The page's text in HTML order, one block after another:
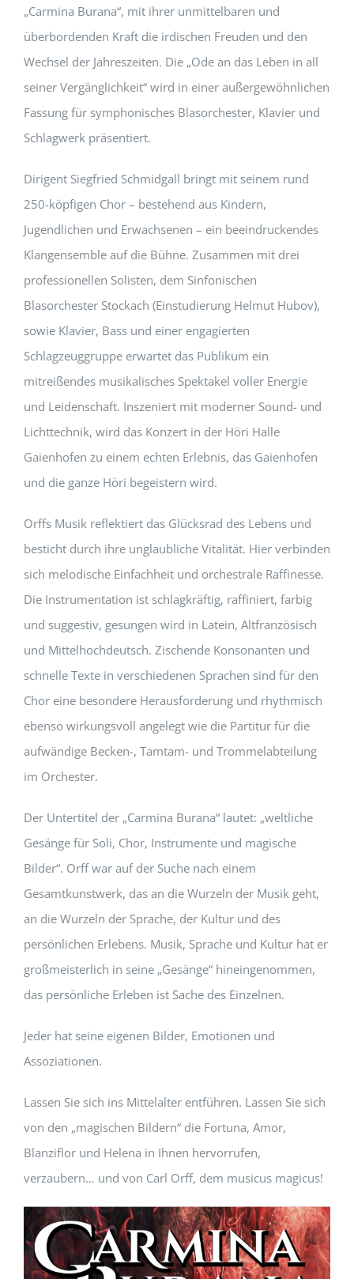
„Carmina Burana“, mit ihrer unmittelbaren und
überbordenden Kraft die irdischen Freuden und den
Wechsel der Jahreszeiten. Die „Ode an das Leben in all
seiner Vergänglichkeit“ wird in einer außergewöhnlichen
Fassung für symphonisches Blasorchester, Klavier und
Schlagwerk präsentiert.
Dirigent Siegfried Schmidgall bringt mit seinem rund
250-köpfigen Chor – bestehend aus Kindern,
Jugendlichen und Erwachsenen – ein beeindruckendes
Klangensemble auf die Bühne. Zusammen mit drei
professionellen Solisten, dem Sinfonischen
Blasorchester Stockach (Einstudierung Helmut Hubov),
sowie Klavier, Bass und einer engagierten
Schlagzeuggruppe erwartet das Publikum ein
mitreißendes musikalisches Spektakel voller Energie
und Leidenschaft. Inszeniert mit moderner Sound- und
Lichttechnik, wird das Konzert in der Höri Halle
Gaienhofen zu einem echten Erlebnis, das Gaienhofen
und die ganze Höri begeistern wird.
Orffs Musik reflektiert das Glücksrad des Lebens und
besticht durch ihre unglaubliche Vitalität. Hier verbinden
sich melodische Einfachheit und orchestrale Raffinesse.
Die Instrumentation ist schlagkräftig, raffiniert, farbig
und suggestiv, gesungen wird in Latein, Altfranzösisch
und Mittelhochdeutsch. Zischende Konsonanten und
schnelle Texte in verschiedenen Sprachen sind für den
Chor eine besondere Herausforderung und rhythmisch
ebenso wirkungsvoll angelegt wie die Partitur für die
aufwändige Becken-, Tamtam- und Trommelabteilung
im Orchester.
Der Untertitel der „Carmina Burana“ lautet: „weltliche
Gesänge für Soli, Chor, Instrumente und magische
Bilder“. Orff war auf der Suche nach einem
Gesamtkunstwerk, das an die Wurzeln der Musik geht,
an die Wurzeln der Sprache, der Kultur und des
persönlichen Erlebens. Musik, Sprache und Kultur hat er
großmeisterlich in seine „Gesänge“ hineingenommen,
das persönliche Erleben ist Sache des Einzelnen.
Jeder hat seine eigenen Bilder, Emotionen und
Assoziationen.
Lassen Sie sich ins Mittelalter entführen. Lassen Sie sich
von den „magischen Bildern“ die Fortuna, Amor,
Blanziflor und Helena in Ihnen hervorrufen,
verzaubern… und von Carl Orff, dem musicus magicus!